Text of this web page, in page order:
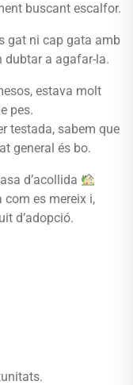
buscant escalfor.
gat ni cap gata amb
dubtar a agafar-la.
estava molt
pes.
testada, sabem que
general és bo.
d’acollida
com es mereix i,
d’adopció.